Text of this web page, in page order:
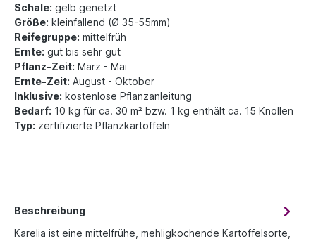
Schale: gelb genetzt
Größe: kleinfallend (Ø 35-55mm)
Reifegruppe: mittelfrüh
Ernte: gut bis sehr gut
Pflanz-Zeit: März - Mai
Ernte-Zeit: August - Oktober
Inklusive: kostenlose Pflanzanleitung
Bedarf: 10 kg für ca. 30 m² bzw. 1 kg enthält ca. 15 Knollen
Typ: zertifizierte Pflanzkartoffeln
Beschreibung
Karelia ist eine mittelfrühe, mehligkochende Kartoffelsorte,